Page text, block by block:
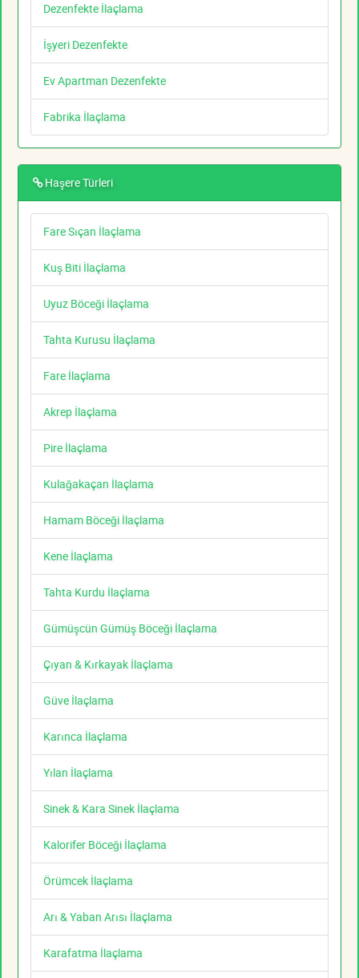
Dezenfekte İlaçlama
İşyeri Dezenfekte
Ev Apartman Dezenfekte
Fabrika İlaçlama
Haşere Türleri
Fare Sıçan İlaçlama
Kuş Biti İlaçlama
Uyuz Böceği İlaçlama
Tahta Kurusu İlaçlama
Fare İlaçlama
Akrep İlaçlama
Pire İlaçlama
Kulağakaçan İlaçlama
Hamam Böceği İlaçlama
Kene İlaçlama
Tahta Kurdu İlaçlama
Gümüşcün Gümüş Böceği İlaçlama
Çıyan & Kırkayak İlaçlama
Güve İlaçlama
Karınca İlaçlama
Yılan İlaçlama
Sinek & Kara Sinek İlaçlama
Kalorifer Böceği İlaçlama
Örümcek İlaçlama
Arı & Yaban Arısı İlaçlama
Karafatma İlaçlama